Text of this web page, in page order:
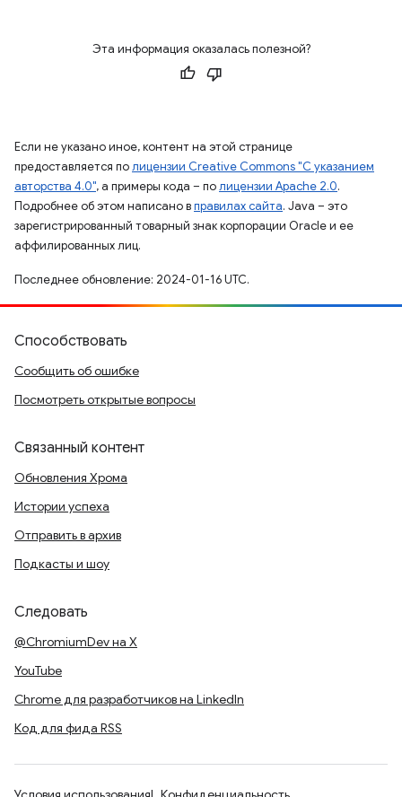
Эта информация оказалась полезной?
Если не указано иное, контент на этой странице
предоставляется полицензии Creative Commons "С указанием
авторства 4.0", а примеры кода – полицензии Apache 2.0.
Подробнее об этом написано вправилах сайта. Java – это
зарегистрированный товарный знак корпорации Oracle и ее
аффилированных лиц.
Последнее обновление: 2024-01-16 UTC.
Способствовать
Сообщить об ошибке
Посмотреть открытые вопросы
Связанный контент
Обновления Хрома
Истории успеха
Отправить в архив
Подкасты и шоу
Следовать
@ChromiumDev на X
YouTube
Chrome для разработчиков на LinkedIn
Код для фида RSS